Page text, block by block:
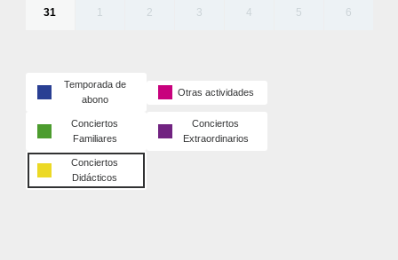
31 1 2 3 4 5 6
Temporada de
abono
Otras actividades
Conciertos
Familiares
Conciertos
Extraordinarios
Conciertos
Didácticos